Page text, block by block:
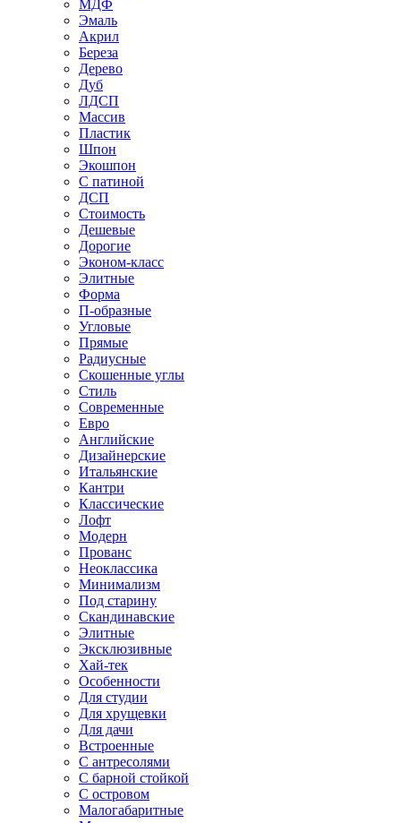
МДФ
Эмаль
Акрил
Береза
Дерево
Дуб
ЛДСП
Массив
Пластик
Шпон
Экошпон
С патиной
ДСП
Стоимость
Дешевые
Дорогие
Эконом-класс
Элитные
Форма
П-образные
Угловые
Прямые
Радиусные
Скошенные углы
Стиль
Современные
Евро
Английские
Дизайнерские
Итальянские
Кантри
Классические
Лофт
Модерн
Прованс
Неоклассика
Минимализм
Под старину
Скандинавские
Элитные
Эксклюзивные
Хай-тек
Особенности
Для студии
Для хрущевки
Для дачи
Встроенные
С антресолями
С барной стойкой
С островом
Малогабаритные